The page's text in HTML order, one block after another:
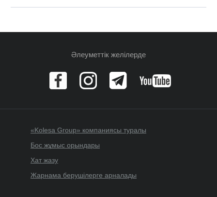
Әлеуметтік желілерде
«Kolesa Group» компаниясы туралы
Бос жұмыс орындары
Хат жазу
Жарнама берушілерге арналады